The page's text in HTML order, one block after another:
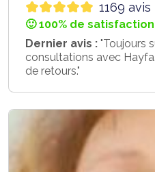
1169 avis
🙂 100% de satisfaction
Dernier avis : "Toujours
consultations avec
de retours."